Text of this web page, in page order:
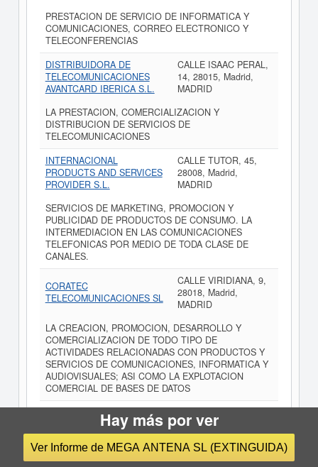
PRESTACION DE SERVICIO DE INFORMATICA Y
COMUNICACIONES, CORREO ELECTRONICO Y
TELECONFERENCIAS
DISTRIBUIDORA DE
TELECOMUNICACIONES
AVANTCARD IBERICA S.L.
CALLE ISAAC PERAL,
14, 28015, Madrid,
MADRID
LA PRESTACION, COMERCIALIZACION Y
DISTRIBUCION DE SERVICIOS DE
TELECOMUNICACIONES
INTERNACIONAL
PRODUCTS AND SERVICES
PROVIDER S.L.
CALLE TUTOR, 45,
28008, Madrid,
MADRID
SERVICIOS DE MARKETING, PROMOCION Y
PUBLICIDAD DE PRODUCTOS DE CONSUMO. LA
INTERMEDIACION EN LAS COMUNICACIONES
TELEFONICAS POR MEDIO DE TODA CLASE DE
CANALES.
CORATEC
TELECOMUNICACIONES SL
CALLE VIRIDIANA, 9,
28018, Madrid,
MADRID
LA CREACION, PROMOCION, DESARROLLO Y
COMERCIALIZACION DE TODO TIPO DE
ACTIVIDADES RELACIONADAS CON PRODUCTOS Y
SERVICIOS DE COMUNICACIONES, INFORMATICA Y
AUDIOVISUALES; ASI COMO LA EXPLOTACION
COMERCIAL DE BASES DE DATOS
VIRTUAL KNOWLEDGE
CONNECTIVITY
SOLUTIONS SL
BERNARDO, 115,
28015, Madrid,
MADRID
Hay más por ver
Ver Informe de MEGA ANTENA SL (EXTINGUIDA)